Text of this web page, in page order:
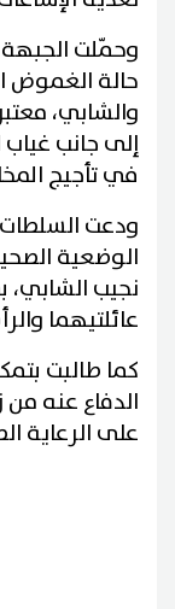
وحمّلت
حالة الغموض
والشابي،
إلى جانب
في تأجيج
ودعت
الوضعية
نجيب الشابي،
عائلتيهما
كما طالبت
الدفاع عنه
على الرعاية